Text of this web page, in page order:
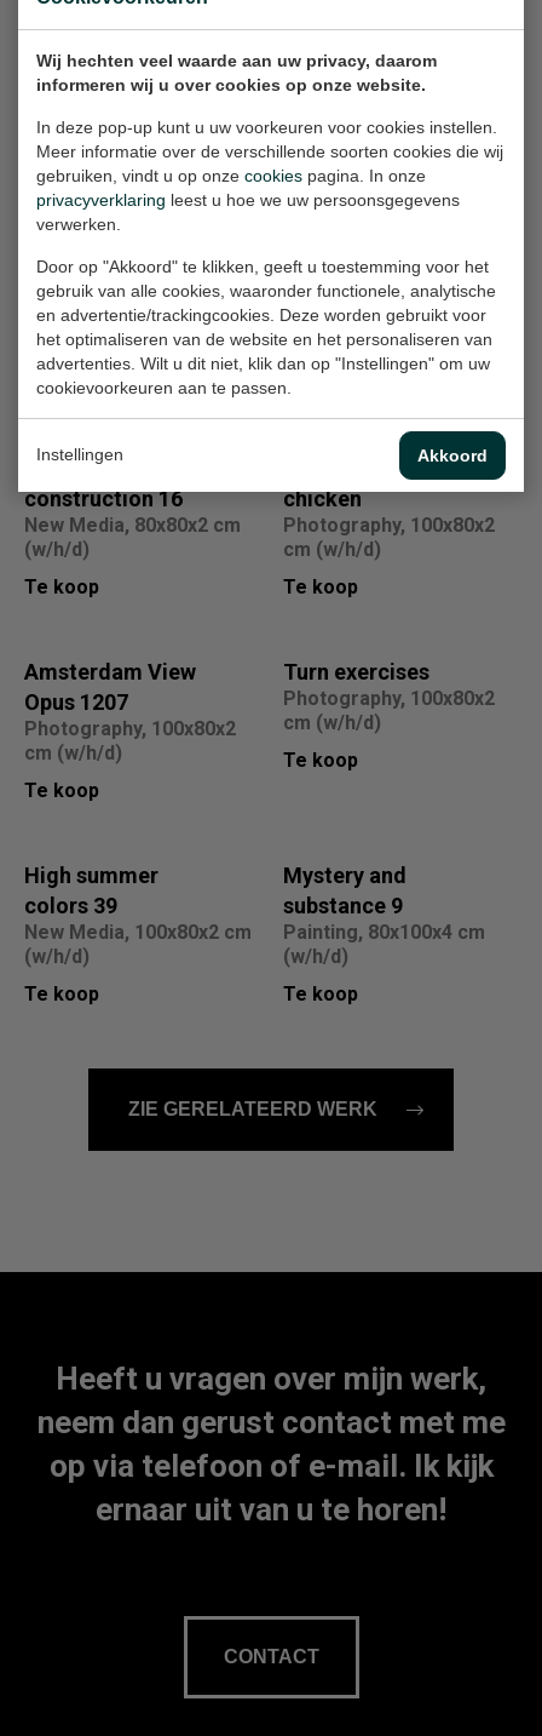
Wij hechten veel waarde aan uw privacy, daarom
informeren wij u over cookies op onze website.
In deze pop-up kunt u uw voorkeuren voor cookies instellen.
Meer informatie over de verschillende soorten cookies die wij
gebruiken, vindt u op onze cookies pagina. In onze
privacyverklaring leest u hoe we uw persoonsgegevens
verwerken.
Door op "Akkoord" te klikken, geeft u toestemming voor het
gebruik van alle cookies, waaronder functionele, analytische
en advertentie/trackingcookies. Deze worden gebruikt voor
het optimaliseren van de website en het personaliseren van
advertenties. Wilt u dit niet, klik dan op "Instellingen" om uw
cookievoorkeuren aan te passen.
Instellingen Akkoord
Conditie/details Uitstekend
Handtekening Inbegrepen
Ander werk
Sensitive
expression opus 23
New Media, 100x80x2 cm
(w/h/d)
Te koop
Homecoming I
Painting, 80x100x4 cm
(w/h/d)
Te koop
Linear sensitive
construction 16
New Media, 80x80x2 cm
(w/h/d)
Te koop
Interior with
chicken
Photography, 100x80x2
cm (w/h/d)
Te koop
Amsterdam View
Opus 1207
Photography, 100x80x2
cm (w/h/d)
Te koop
Turn exercises
Photography, 100x80x2
cm (w/h/d)
Te koop
High summer
colors 39
New Media, 100x80x2 cm
(w/h/d)
Te koop
Mystery and
substance 9
Painting, 80x100x4 cm
(w/h/d)
Te koop
ZIE GERELATEERD WERK
Heeft u vragen over mijn werk,
neem dan gerust contact met me
op via telefoon of e-mail. Ik kijk
ernaar uit van u te horen!
CONTACT